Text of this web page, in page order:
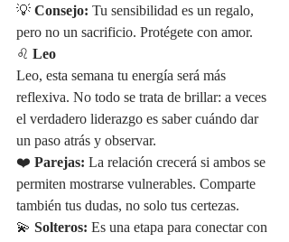
💡 Consejo: Tu sensibilidad es un regalo,
pero no un sacrificio. Protégete con amor.
♌ Leo
Leo, esta semana tu energía será más
reflexiva. No todo se trata de brillar: a veces
el verdadero liderazgo es saber cuándo dar
un paso atrás y observar.
❤️ Parejas: La relación crecerá si ambos se
permiten mostrarse vulnerables. Comparte
también tus dudas, no solo tus certezas.
💫 Solteros: Es una etapa para conectar con